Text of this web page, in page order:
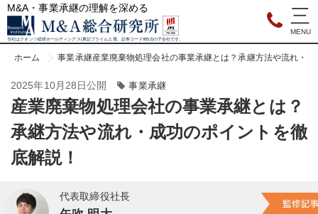
M&A・事業承継の理解を深める
当社はクオンツ総研ホールディングス(東証プライム上場、証券コード9552)の子会社です。
ホーム 事業承継産業廃棄物処理会社の事業承継とは？承継方法や流れ・
2025年10月28日公開 事業承継
産業廃棄物処理会社の事業承継とは？
承継方法や流れ・成功のポイントを徹
底解説！
代表取締役社長